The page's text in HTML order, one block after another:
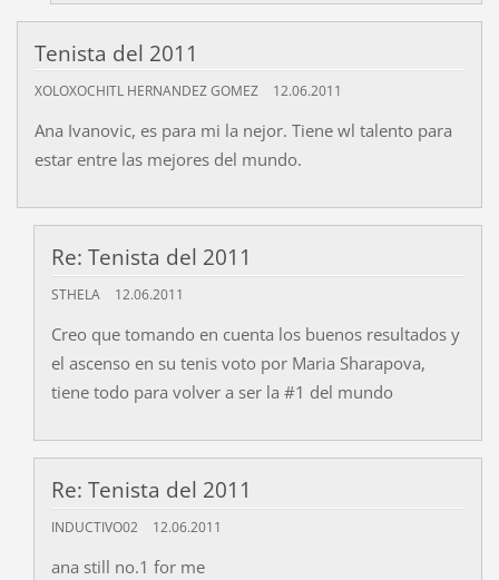
Tenista del 2011
XOLOXOCHITL HERNANDEZ GOMEZ 12.06.2011
Ana Ivanovic, es para mi la nejor. Tiene wl talento para
estar entre las mejores del mundo.
Re: Tenista del 2011
STHELA 12.06.2011
Creo que tomando en cuenta los buenos resultados y
el ascenso en su tenis voto por Maria Sharapova,
tiene todo para volver a ser la #1 del mundo
Re: Tenista del 2011
INDUCTIVO02 12.06.2011
ana still no.1 for me